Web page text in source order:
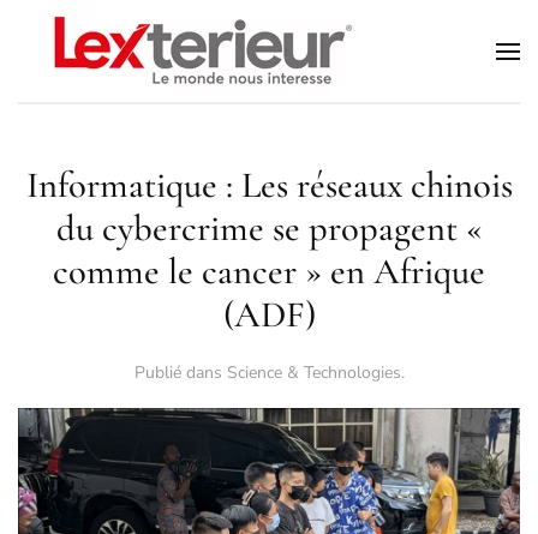
Accéder au contenu principal
Informatique : Les réseaux chinois
du cybercrime se propagent «
comme le cancer » en Afrique
(ADF)
Publié dans Science & Technologies.